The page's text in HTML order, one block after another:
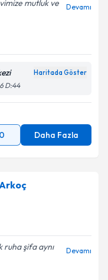
mutluk ve
Devamı
Haritada Göster
D:44
Daha Fazla
şifa aynı
Devamı